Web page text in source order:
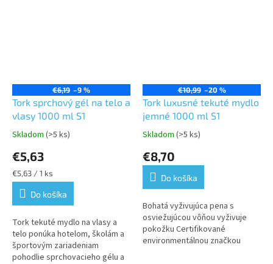
€6,19 –9 %
Tork sprchový gél na telo a
vlasy 1000 ml S1
Priemerné
produktu
je
5,0
5
hviezdičiek.
Skladom (>5 ks)
€5,63
Jednotková
cena:
€5,63 / 1 ks
Do košíka
Tork tekuté mydlo na vlasy a
telo ponúka hotelom, školám a
športovým zariadeniam
pohodlie sprchovacieho gélu a
€10,99 –20 %
Tork luxusné tekuté mydlo
jemné 1000 ml S1
Priemerné
produktu
5,0
5
hviezdičiek.
Skladom (>5 ks)
€8,70
Do košíka
Bohatá vyživujúca pena s
osviežujúcou vôňou vyživuje
pokožku Certifikované
environmentálnou značkou